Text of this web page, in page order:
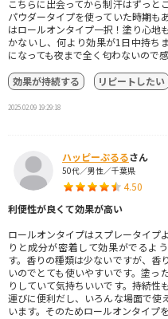
こちらに出会ってから制汗はずっと
パウダータイプを使っていた時期も
はロールオンタイプ一択！塗り心地
かないし、何より効果が1日中持ち
になっても夜まで全く匂わないので感
効果が持続する
リピートしたい
2025.02.09 19:29:18
ハッピーぷるるさん
50代／男性／千葉県
4.50
利便性が良くて効果が高い
ロールオンタイプはスプレータイプ
りと成分が密着して効果がでるよ
す。香りの種類は少ないですが、香
いのでとても使いやすいです。塗っ
りしていて気持ちいいです。持続性
運びに便利だし、いろんな場面で使
います。そのためロールオンタイプ